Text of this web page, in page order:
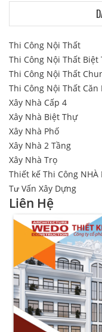
Thi Công Nội Thất
Thi Công Nội Thất Biệt
Thi Công Nội Thất
Thi Công Nội Thất Căn
Xây Nhà Cấp 4
Xây Nhà Biệt Thự
Xây Nhà Phố
Xây Nhà 2 Tầng
Xây Nhà Trọ
Thiết kế Thi Công NHÀ
Tư Vấn Xây Dựng
Liên Hệ